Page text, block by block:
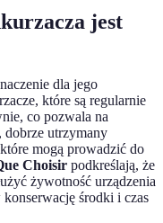
jest
dla jego
które są regularnie
co pozwala na
dobrze utrzymany
mogą prowadzić do
Choisir podkreślają, że
żywotność urządzenia
środki i czas